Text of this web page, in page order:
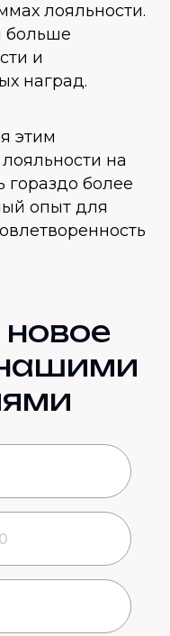
лояльности.
больше
и
наград.
этим
на
гораздо более
опыт для